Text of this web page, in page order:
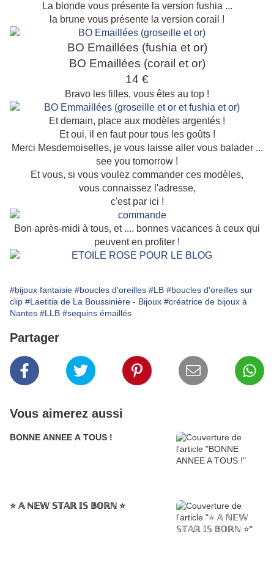
La blonde vous présente la version fushia ...
la brune vous présente la version corail !
BO Emaillées (fushia et or)
BO Emaillées (corail et or)
14 €
Bravo les filles, vous êtes au top !
Et demain, place aux modèles argentés !
Et oui, il en faut pour tous les goûts !
Merci Mesdemoiselles, je vous laisse aller vous balader ...
see you tomorrow !
Et vous, si vous voulez commander ces modèles,
vous connaissez l'adresse,
c'est par ici !
Bon après-midi à tous, et .... bonnes vacances à ceux qui
peuvent en profiter !
#bijoux fantaisie #boucles d'oreilles #LB #boucles d'oreilles sur
clip #Laetitia de La Boussinière - Bijoux #créatrice de bijoux à
Nantes #LLB #sequins émaillés
Partager
Vous aimerez aussi
BONNE ANNEE A TOUS !
⭐️ 𝔸 ℕ𝔼𝕎 𝕊𝕋𝔸ℝ 𝕀𝕊 𝔹𝕆ℝℕ ⭐️